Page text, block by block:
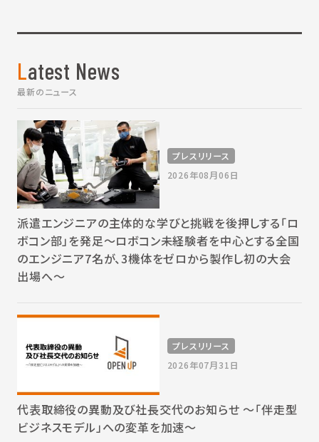
Latest News
最新のニュース
プレスリリース
2026年08月06日
派遣エンジニアの主体的な学びと挑戦を後押しする「ロ
ボコン部」を発足～ロボコン未経験者を中心とする全国
のエンジニア7名が、3機体をゼロから製作し初の大会
出場へ～
プレスリリース
2026年07月31日
代表取締役の異動及び社長交代のお知らせ 〜「伴走型
ビジネスモデル」への変革を加速〜